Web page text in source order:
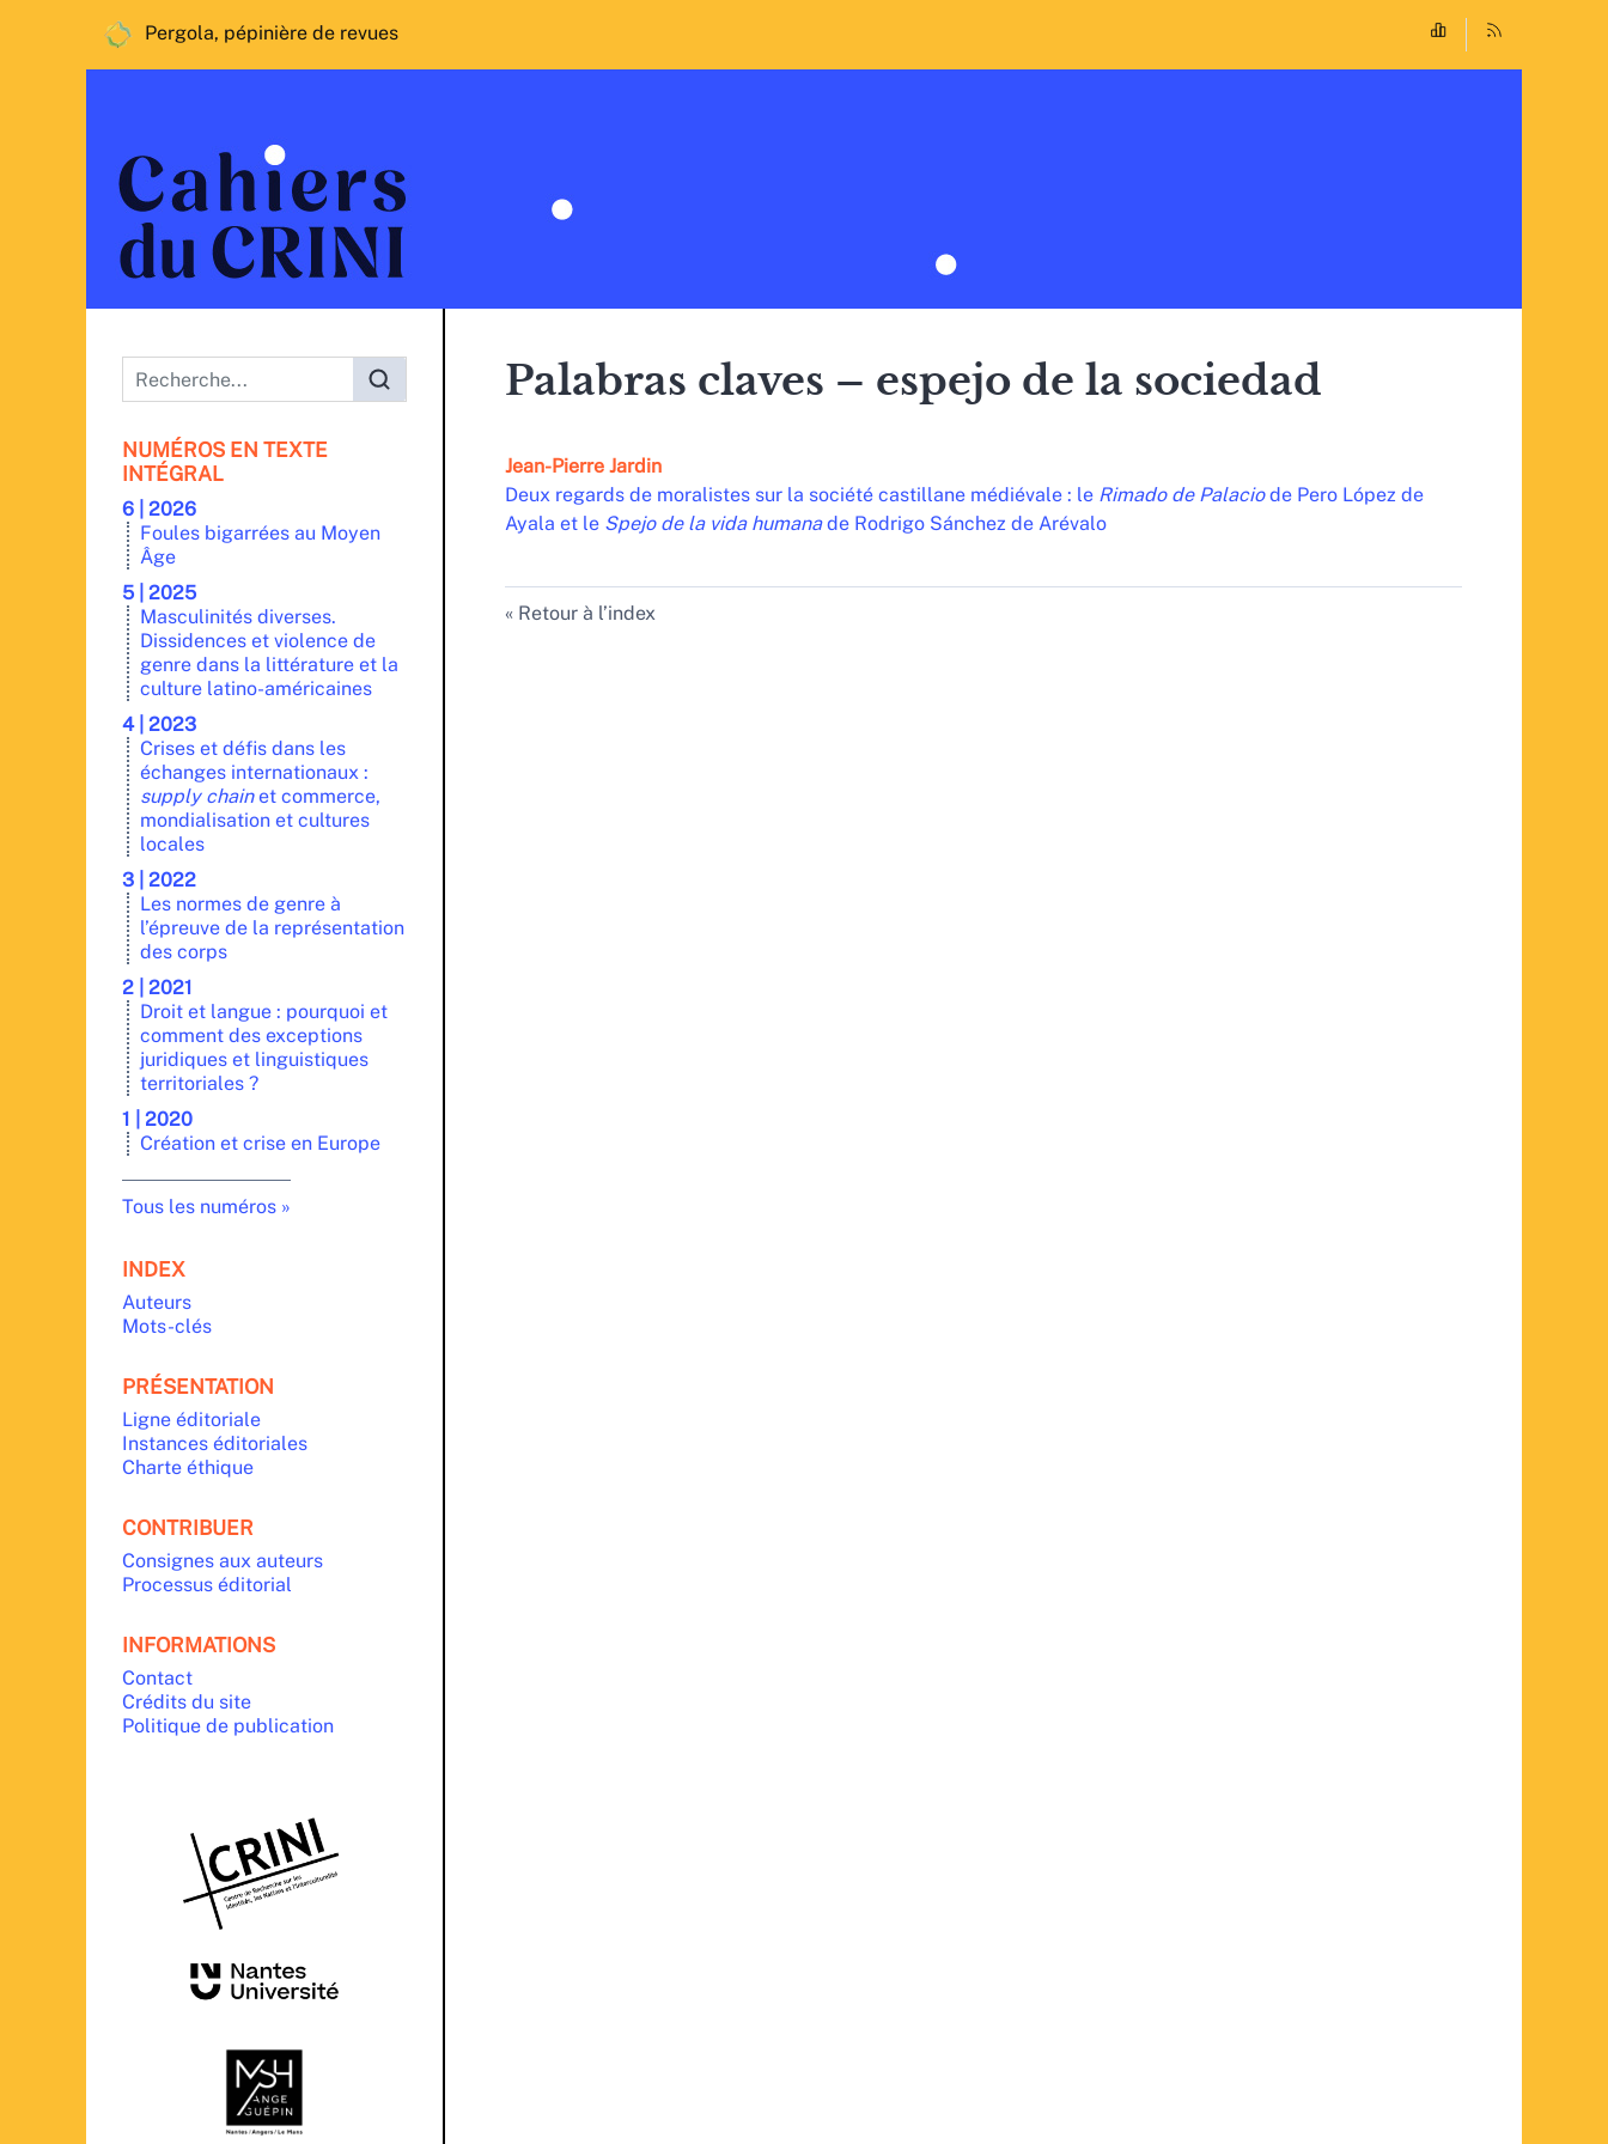
Pergola, pépinière de revues
Menu principal
NUMÉROS EN TEXTE
INTÉGRAL
6 | 2026
Foules bigarrées au Moyen
Âge
5 | 2025
Masculinités diverses.
Dissidences et violence de
genre dans la littérature et la
culture latino-américaines
4 | 2023
Crises et défis dans les
échanges internationaux :
supply chainet commerce,
mondialisation et cultures
locales
3 | 2022
Les normes de genre à
l’épreuve de la représentation
des corps
2 | 2021
Droit et langue : pourquoi et
comment des exceptions
juridiques et linguistiques
territoriales ?
1 | 2020
Création et crise en Europe
Tous les numéros
INDEX
Auteurs
Mots-clés
PRÉSENTATION
Ligne éditoriale
Instances éditoriales
Charte éthique
CONTRIBUER
Consignes aux auteurs
Processus éditorial
INFORMATIONS
Contact
Crédits du site
Politique de publication
Palabras claves – espejo de la sociedad
Jean-Pierre Jardin
Deux regards de moralistes sur la société castillane médiévale : le Rimado de Palaciode Pero López de
Ayala et le Spejo de la vida humanade Rodrigo Sánchez de Arévalo
Retour à l’index